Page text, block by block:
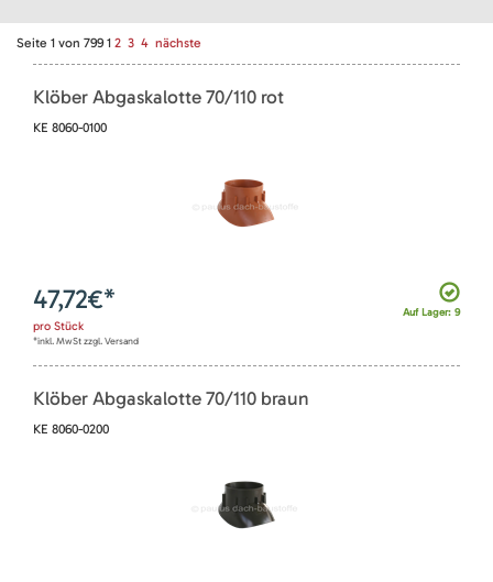
Seite 1 von 799 1 2 3 4 nächste
Klöber Abgaskalotte 70/110 rot
KE 8060-0100
Auf Lager: 9
47,72€*
pro Stück
*inkl. MwSt zzgl. Versand
Klöber Abgaskalotte 70/110 braun
KE 8060-0200